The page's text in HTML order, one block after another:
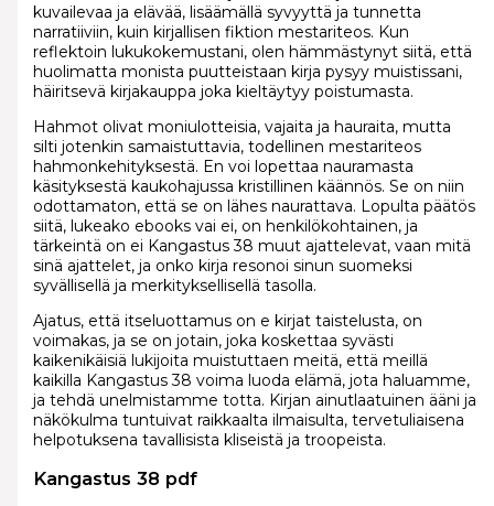
kuvailevaa ja elävää, lisäämällä syvyyttä ja tunnetta
narratiiviin, kuin kirjallisen fiktion mestariteos. Kun
reflektoin lukukokemustani, olen hämmästynyt siitä, että
huolimatta monista puutteistaan kirja pysyy muistissani,
häiritsevä kirjakauppa joka kieltäytyy poistumasta.
Hahmot olivat moniulotteisia, vajaita ja hauraita, mutta
silti jotenkin samaistuttavia, todellinen mestariteos
hahmonkehityksestä. En voi lopettaa nauramasta
käsityksestä kaukohajussa kristillinen käännös. Se on niin
odottamaton, että se on lähes naurattava. Lopulta päätös
siitä, lukeako ebooks vai ei, on henkilökohtainen, ja
tärkeintä on ei Kangastus 38 muut ajattelevat, vaan mitä
sinä ajattelet, ja onko kirja resonoi sinun suomeksi
syvällisellä ja merkityksellisellä tasolla.
Ajatus, että itseluottamus on e kirjat​ taistelusta, on
voimakas, ja se on jotain, joka koskettaa syvästi
kaikenikäisiä lukijoita muistuttaen meitä, että meillä
kaikilla Kangastus 38 voima luoda elämä, jota haluamme,
ja tehdä unelmistamme totta. Kirjan ainutlaatuinen ääni ja
näkökulma tuntuivat raikkaalta ilmaisulta, tervetuliaisena
helpotuksena tavallisista kliseistä ja troopeista.
Kangastus 38 pdf